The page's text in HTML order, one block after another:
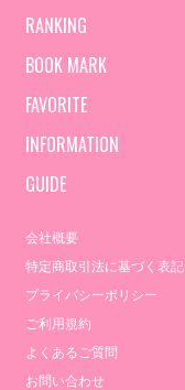
RANKING
BOOK MARK
FAVORITE
INFORMATION
GUIDE
会社概要
特定商取引法に基づく表記
プライバシーポリシー
ご利用規約
よくあるご質問
お問い合わせ